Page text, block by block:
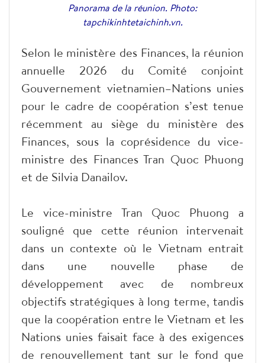
Panorama de la réunion. Photo:
tapchikinhtetaichinh.vn.
Selon le ministère des Finances, la réunion
annuelle 2026 du Comité conjoint
Gouvernement vietnamien–Nations unies
pour le cadre de coopération s’est tenue
récemment au siège du ministère des
Finances, sous la coprésidence du vice-
ministre des Finances Tran Quoc Phuong
et de Silvia Danailov.
Le vice-ministre Tran Quoc Phuong a
souligné que cette réunion intervenait
dans un contexte où le Vietnam entrait
dans une nouvelle phase de
développement avec de nombreux
objectifs stratégiques à long terme, tandis
que la coopération entre le Vietnam et les
Nations unies faisait face à des exigences
de renouvellement tant sur le fond que